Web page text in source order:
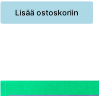
Lisää ostoskoriin